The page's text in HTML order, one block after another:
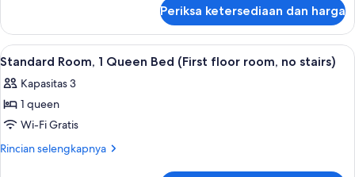
Non
Smoking
(First
floor
room,
no
stairs)
Room,
King
Non
Smoking
floor
room,
Periksa ketersediaan dan harga
Lihat
semua
foto
untuk
Standard
Room,
Seprai premium, meja kerja, tirai
5
Standard Room, 1 Queen Bed (First floor room, no stairs)
Kapasitas 3
1 queen
Wi-Fi Gratis
Rincian selengkapnya
Rincian